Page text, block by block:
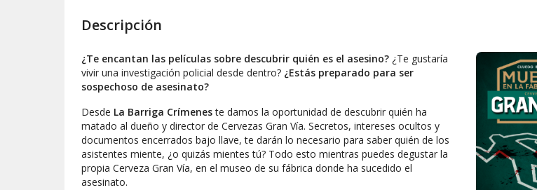
Descripción
¿Te encantan las películas sobre descubrir quién es el asesino? ¿Te gustaría
vivir una investigación policial desde dentro? ¿Estás preparado para ser
sospechoso de asesinato?
Desde La Barriga Crímeneste damos la oportunidad de descubrir quién ha
matado al dueño y director de Cervezas Gran Vía. Secretos, intereses ocultos y
documentos encerrados bajo llave, te darán lo necesario para saber quién de los
asistentes miente, ¿o quizás mientes tú? Todo esto mientras puedes degustar la
propia Cerveza Gran Vía, en el museo de su fábrica donde ha sucedido el
asesinato.